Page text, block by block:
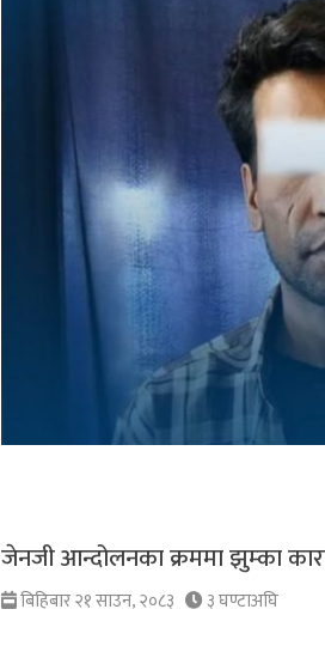
जेनजी आन्दोलनका क्रममा झुम्का
बिहिबार २१ साउन, २०८३ ३ घण्टाअघि